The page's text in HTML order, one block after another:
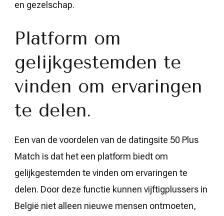
en gezelschap.
Platform om
gelijkgestemden te
vinden om ervaringen
te delen.
Een van de voordelen van de datingsite 50 Plus
Match is dat het een platform biedt om
gelijkgestemden te vinden om ervaringen te
delen. Door deze functie kunnen vijftigplussers in
België niet alleen nieuwe mensen ontmoeten,